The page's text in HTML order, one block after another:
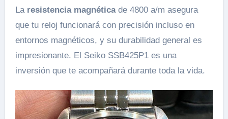
La resistencia magnéticade 4800 a/m asegura
que tu reloj funcionará con precisión incluso en
entornos magnéticos, y su durabilidad general es
impresionante. El Seiko SSB425P1 es una
inversión que te acompañará durante toda la vida.